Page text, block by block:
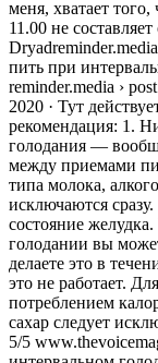
меня, хватает
11.00 не
пить при
reminder.media ›
2020 · Тут
рекомендация: 1.
голодания —
между приемами
типа молока,
исключаются
состояние
голодании вы
делаете это в
это не работает.
потреблением
сахар следует
5/5